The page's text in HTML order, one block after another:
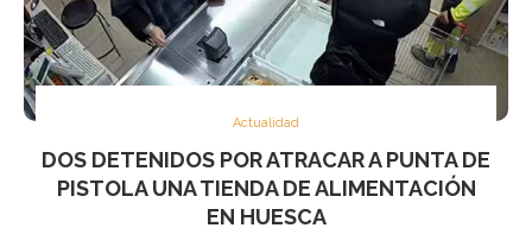
Actualidad
DOS DETENIDOS POR ATRACAR A PUNTA DE
PISTOLA UNA TIENDA DE ALIMENTACIÓN
EN HUESCA